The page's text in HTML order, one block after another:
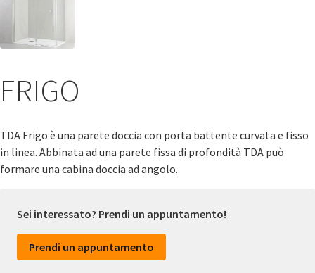
FRIGO
TDA Frigo è una parete doccia con porta battente curvata e fisso
in linea. Abbinata ad una parete fissa di profondità TDA può
formare una cabina doccia ad angolo.
Sei interessato? Prendi un appuntamento!
Prendi un appuntamento